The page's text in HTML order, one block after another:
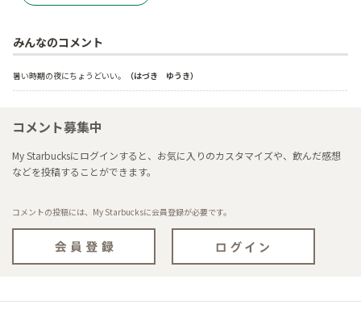
みんなのコメント
暑い時期の夜にちょうどいい。 （はづき　ゆうき）
コメント募集中
My Starbucksにログインすると、お気に入りのカスタマイズや、飲んだ感想
などを投稿することができます。
コメントの投稿には、My Starbucksに会員登録が必要です。